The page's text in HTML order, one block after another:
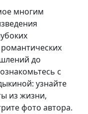
многим
до
с
узнайте
из жизни,
фото автора.